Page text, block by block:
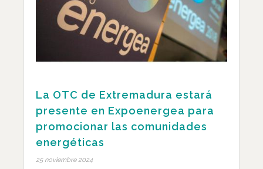
La OTC de Extremadura estará
presente en Expoenergea para
promocionar las comunidades
energéticas
25 noviembre 2024